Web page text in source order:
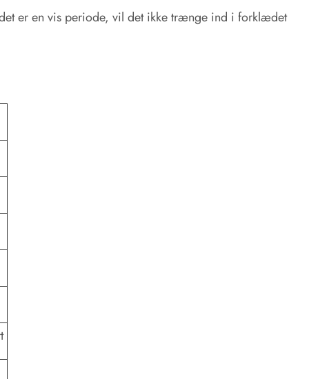
er en vis periode, vil det ikke trænge ind i forklædet